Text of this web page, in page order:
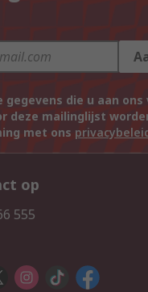
gegevens die u aan
deze mailinglijst
met ons
op
555